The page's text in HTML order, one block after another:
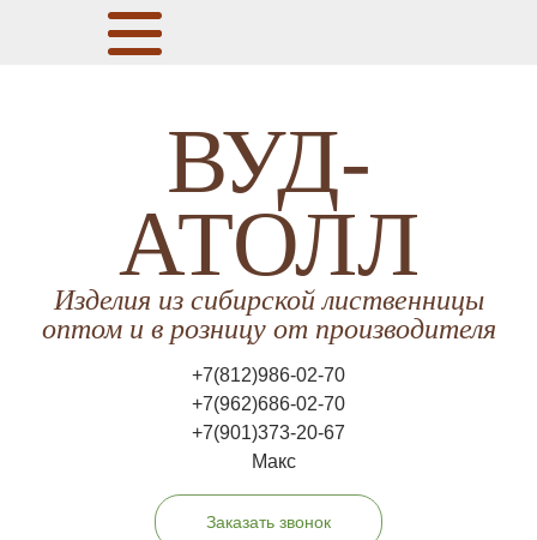
ВУД-
АТОЛЛ
Изделия из сибирской лиственницы
оптом и в розницу от производителя
+7(812)986-02-70
+7(962)686-02-70
+7(901)373-20-67
Макс
Заказать звонок